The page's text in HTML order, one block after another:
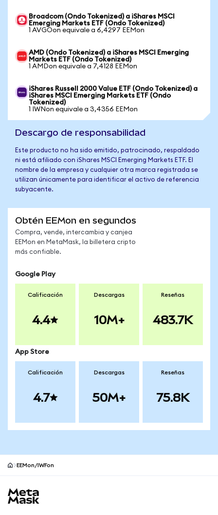
Broadcom (Ondo Tokenized) a iShares MSCI
Emerging Markets ETF (Ondo Tokenized)
1 AVGOon equivale a 6,4297 EEMon
AMD (Ondo Tokenized) a iShares MSCI Emerging
Markets ETF (Ondo Tokenized)
1 AMDon equivale a 7,4128 EEMon
iShares Russell 2000 Value ETF (Ondo Tokenized) a
iShares MSCI Emerging Markets ETF (Ondo
Tokenized)
1 IWNon equivale a 3,4356 EEMon
Descargo de responsabilidad
Este producto no ha sido emitido, patrocinado, respaldado
ni está afiliado con iShares MSCI Emerging Markets ETF. El
nombre de la empresa y cualquier otra marca registrada se
utilizan únicamente para identificar el activo de referencia
subyacente.
Obtén EEMon en segundos
Compra, vende, intercambia y canjea
EEMon en MetaMask, la billetera cripto
más confiable.
Google Play
Calificación
4.4
Descargas
10M+
Reseñas
483.7K
App Store
Calificación
4.7
Descargas
50M+
Reseñas
75.8K
EEMon/IWFon